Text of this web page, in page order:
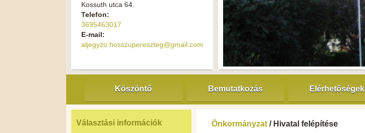
Kossuth utca 64.
Telefon:
3695463017
E-mail:
aljegyzo.hosszupereszteg@gmail.com
Köszöntő Bemutatkozás Elérhetőségek
Választási információk Önkormányzat / Hivatal felépítése